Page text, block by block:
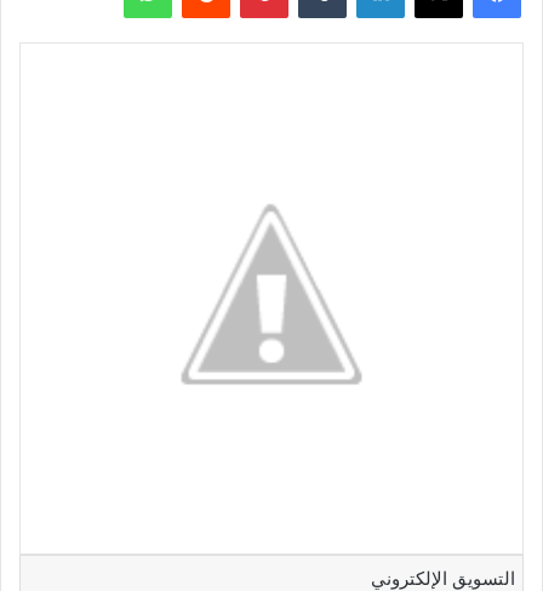
التسويق الإلكتروني